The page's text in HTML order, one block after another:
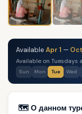
Available Apr 1 —
Available on Tuesdays
Sun Mon Tue Wed
🗺️ О данном